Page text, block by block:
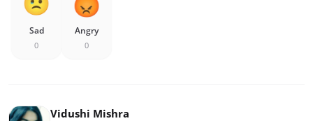
Sad
0
Angry
0
Vidushi Mishra